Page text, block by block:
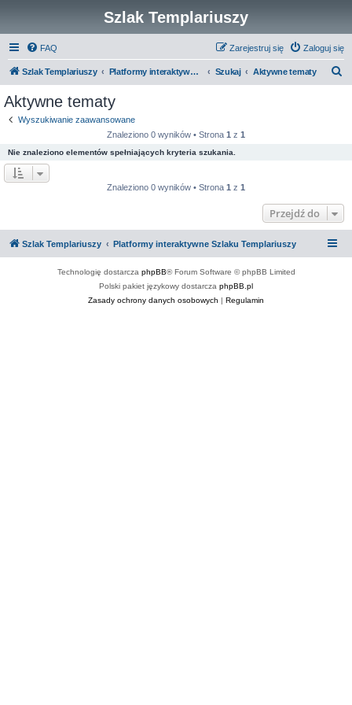
Szlak Templariuszy
FAQ Zaloguj się
Zarejestruj się
Szlak Templariuszy Platformy interaktywne Szlaku Templariuszy Szukaj Aktywne tematy
Aktywne tematy
Wyszukiwanie zaawansowane
Znaleziono 0 wyników • Strona 1 z 1
Nie znaleziono elementów spełniających kryteria szukania.
Znaleziono 0 wyników • Strona 1 z 1
Przejdź do
Szlak Templariuszy Platformy interaktywne Szlaku Templariuszy
Technologię dostarcza phpBB® Forum Software © phpBB Limited
Polski pakiet językowy dostarcza phpBB.pl
Zasady ochrony danych osobowych | Regulamin